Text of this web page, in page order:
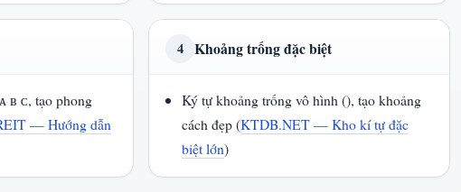
ʙ ᴄ, tạo phong
— Hướng dẫn
4 Khoảng trống đặc biệt
Ký tự khoảng trống vô hình (ㅤ), tạo khoảng
cách đẹp (KTDB.NET — Kho kí tự đặc
biệt lớn)